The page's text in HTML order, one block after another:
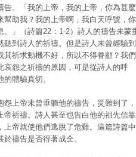
。「我的上帝，我的上帝，你為甚麼
助我？我的上帝啊，我白天呼號，你
」（詩篇22：1-2）詩人的禱告未蒙
到詩人的祈禱。但是詩人未曾經驗到
祈求動機不好，所以不得眷顧？我們
怨之祈禱的原因，可是從詩人的呼
體驗真切。
上帝未曾垂聽他的禱告，災難到了，
祈禱。詩人甚至也告白他的祖先信靠
帝就使他們逃脫了危難。這篇詩篇中
禱告是否得著成全。